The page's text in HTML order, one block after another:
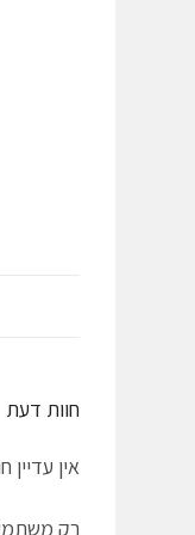
חוות דעת
אין עדיין
רק